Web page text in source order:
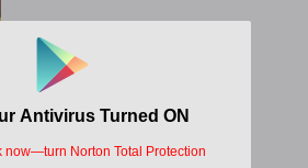
(12.735)